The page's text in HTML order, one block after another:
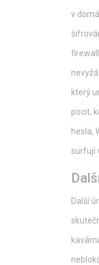
v
který
pocit,
hesla,
surfují
Další